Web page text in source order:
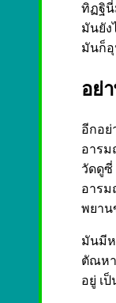
ทิฏฐินี่
มันยัง
มันก็อุ
อย่
อีกอย่
อารม
วัดดู
อารม
พยาน
มันมีห
ตัณหา
อยู่ เ